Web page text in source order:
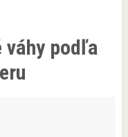
váhy podľa